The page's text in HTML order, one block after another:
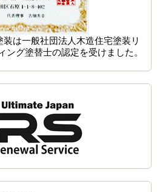
は一般社団法人木造住宅塗装リ
ング塗替士の認定を受けました。